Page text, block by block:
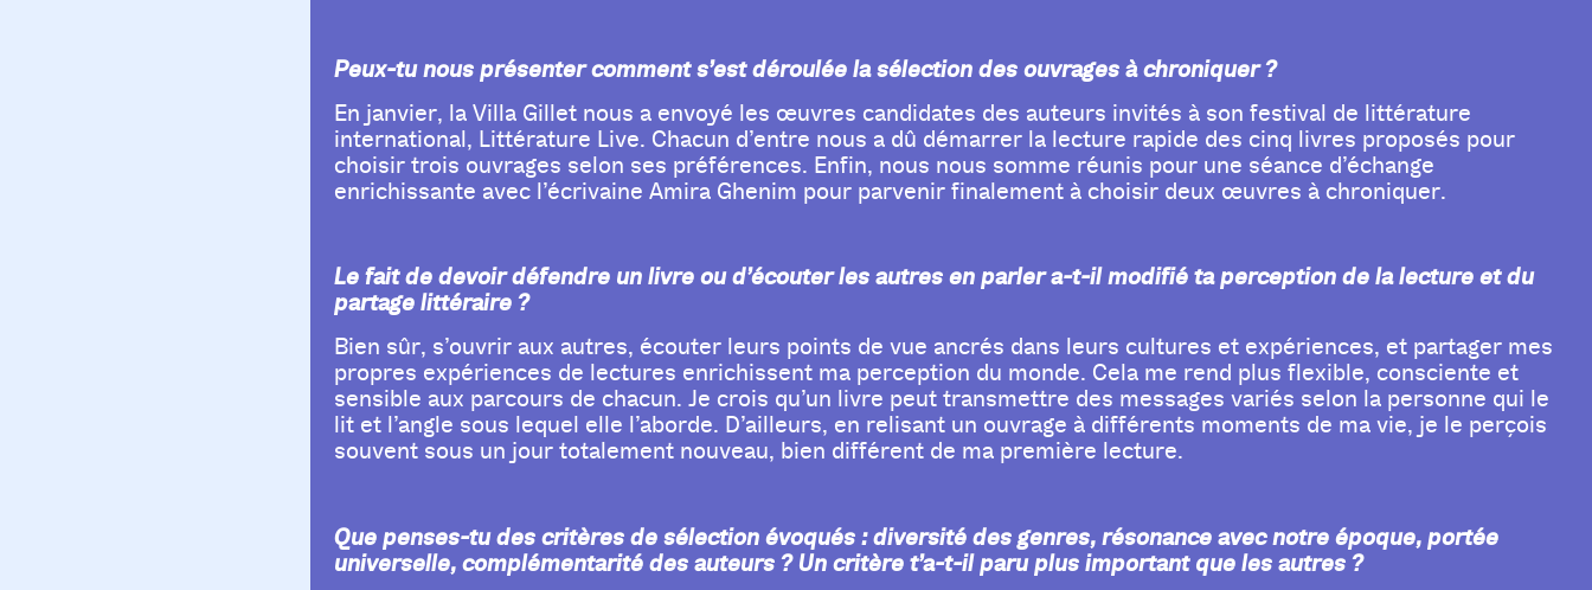
Peux-tu nous présenter comment s’est déroulée la sélection des ouvrages à chroniquer ?
En janvier, la Villa Gillet nous a envoyé les œuvres candidates des auteurs invités à son festival de littérature
international, Littérature Live. Chacun d’entre nous a dû démarrer la lecture rapide des cinq livres proposés pour
choisir trois ouvrages selon ses préférences. Enfin, nous nous somme réunis pour une séance d’échange
enrichissante avec l’écrivaine Amira Ghenim pour parvenir finalement à choisir deux œuvres à chroniquer.
Le fait de devoir défendre un livre ou d’écouter les autres en parler a-t-il modifié ta perception de la lecture et du
partage littéraire ?
Bien sûr, s’ouvrir aux autres, écouter leurs points de vue ancrés dans leurs cultures et expériences, et partager mes
propres expériences de lectures enrichissent ma perception du monde. Cela me rend plus flexible, consciente et
sensible aux parcours de chacun. Je crois qu’un livre peut transmettre des messages variés selon la personne qui le
lit et l’angle sous lequel elle l’aborde. D’ailleurs, en relisant un ouvrage à différents moments de ma vie, je le perçois
souvent sous un jour totalement nouveau, bien différent de ma première lecture.
Que penses-tu des critères de sélection évoqués : diversité des genres, résonance avec notre époque, portée
universelle, complémentarité des auteurs ? Un critère t’a-t-il paru plus important que les autres ?